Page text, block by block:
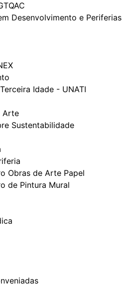
Desenvolvimento e Periferias
Idade - UNATI
Arte
Sustentabilidade
Obras de Arte Papel
de Pintura Mural